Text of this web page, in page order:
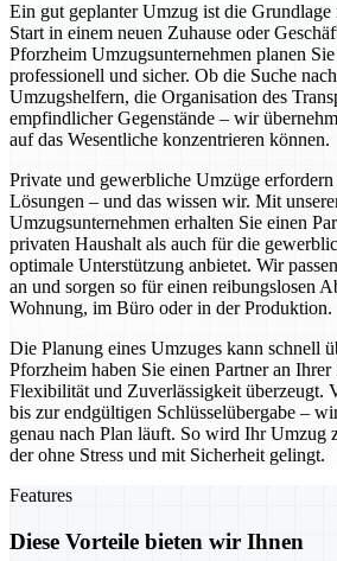
Ein gut geplanter Umzug ist die Grundlage
Start in einem neuen Zuhause oder
Pforzheim Umzugsunternehmen planen
professionell und sicher. Ob die Suche
Umzugshelfern, die Organisation des
empfindlicher Gegenstände – wir
auf das Wesentliche konzentrieren können.
Private und gewerbliche Umzüge
Lösungen – und das wissen wir. Mit
Umzugsunternehmen erhalten Sie einen
privaten Haushalt als auch für die
optimale Unterstützung anbietet. Wir
an und sorgen so für einen reibungslosen
Wohnung, im Büro oder in der Produktion.
Die Planung eines Umzuges kann schnell
Pforzheim haben Sie einen Partner an
Flexibilität und Zuverlässigkeit überzeugt.
bis zur endgültigen Schlüsselübergabe –
genau nach Plan läuft. So wird Ihr Umzug
der ohne Stress und mit Sicherheit gelingt.
Features
Diese Vorteile bieten wir Ihnen